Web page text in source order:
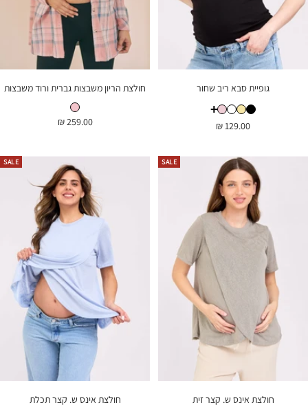
גופיית סבא ריב שחור
גופיית סבא ריב שחורגופיית סבא ריב חמאה
גופיית סבא ריב לבןגופיית סבא ריב סגלגל
+גופיית
מחיר
129.00 ₪
חולצת הריון משבצות גברית ורוד משבצות
חולצת הריון משבצות גברית ורוד משבצות
מחיר
259.00 ₪
SALE
חולצת אינס ש. קצר זית
SALE
חולצת אינס ש. קצר תכלת